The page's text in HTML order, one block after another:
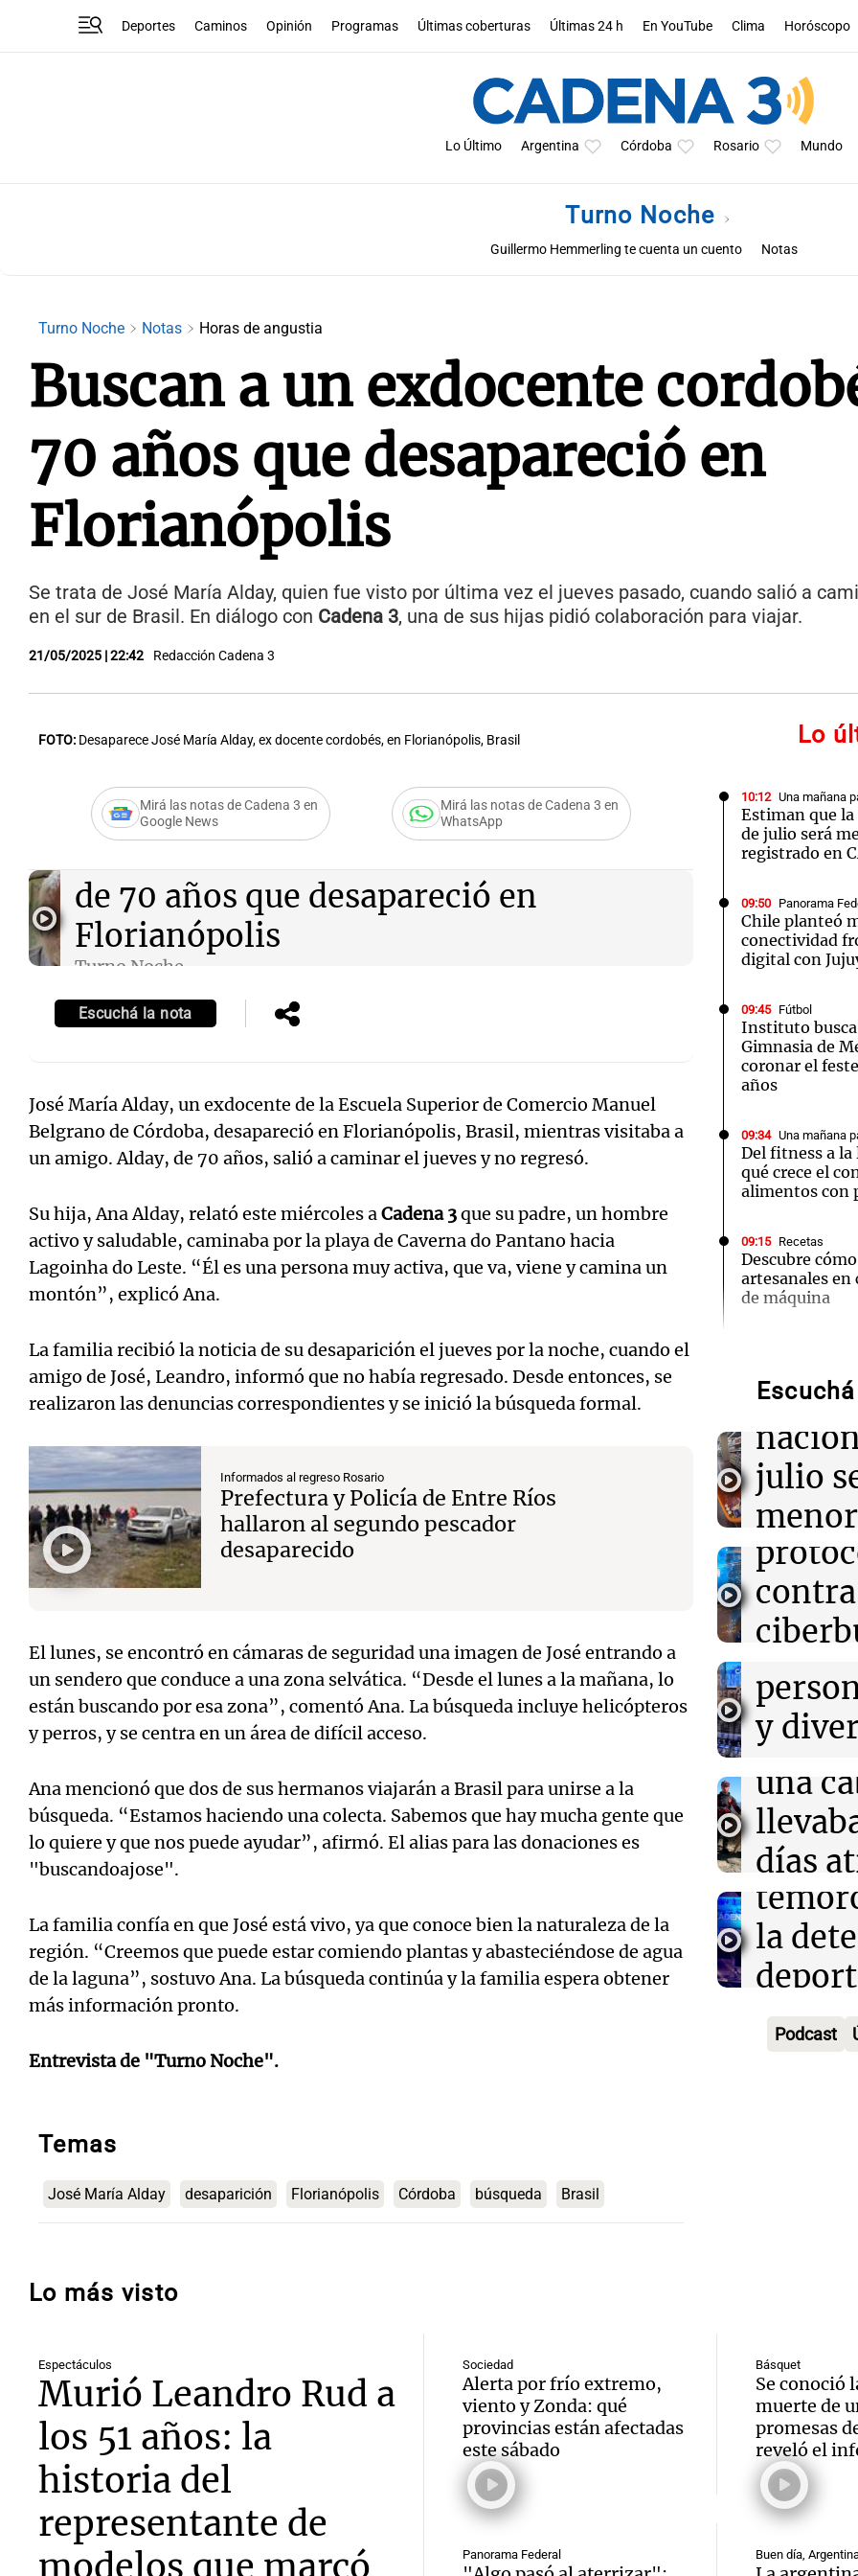
Deportes Caminos Opinión Programas Últimas coberturas Últimas 24 h En YouTube Clima Horóscopo
Lo Último Argentina Córdoba Rosario Mundo
Turno Noche
Guillermo Hemmerling te cuenta un cuento Notas
Turno Noche Notas Horas de angustia
Buscan a un exdocente
70 años que desapareció en
Florianópolis
Se trata de José María Alday, quien fue visto por última vez el jueves pasado, cuando salió a
en el sur de Brasil. En diálogo con Cadena 3, una de sus hijas pidió colaboración para viajar.
21/05/2025 | 22:42 Redacción Cadena 3
FOTO: Desaparece José María Alday, ex docente cordobés, en Florianópolis, Brasil
Mirá las notas de Cadena 3 en
Google News
Mirá las notas de Cadena 3 en
WhatsApp
de 70 años que desapareció en
Florianópolis
Turno Noche
Escuchá la nota
José María Alday, un exdocente de la Escuela Superior de Comercio Manuel
Belgrano de Córdoba, desapareció en Florianópolis, Brasil, mientras visitaba a
un amigo. Alday, de 70 años, salió a caminar el jueves y no regresó.
Su hija, Ana Alday, relató este miércoles aCadena 3que su padre, un hombre
activo y saludable, caminaba por la playa de Caverna do Pantano hacia
Lagoinha do Leste. “Él es una persona muy activa, que va, viene y camina un
montón”, explicó Ana.
La familia recibió la noticia de su desaparición el jueves por la noche, cuando el
amigo de José, Leandro, informó que no había regresado. Desde entonces, se
realizaron las denuncias correspondientes y se inició la búsqueda formal.
Informados al regreso Rosario
Prefectura y Policía de Entre Ríos
hallaron al segundo pescador
desaparecido
El lunes, se encontró en cámaras de seguridad una imagen de José entrando a
un sendero que conduce a una zona selvática. “Desde el lunes a la mañana, lo
están buscando por esa zona”, comentó Ana. La búsqueda incluye helicópteros
y perros, y se centra en un área de difícil acceso.
Ana mencionó que dos de sus hermanos viajarán a Brasil para unirse a la
búsqueda. “Estamos haciendo una colecta. Sabemos que hay mucha gente que
lo quiere y que nos puede ayudar”, afirmó. El alias para las donaciones es
"buscandoajose".
La familia confía en que José está vivo, ya que conoce bien la naturaleza de la
región. “Creemos que puede estar comiendo plantas y abasteciéndose de agua
de la laguna”, sostuvo Ana. La búsqueda continúa y la familia espera obtener
más información pronto.
Entrevista de "Turno Noche".
Temas
José María Alday desaparición Florianópolis Córdoba búsqueda Brasil
Lo
10:12 Una mañana
Estiman que
de julio será
registrado en
09:50 Panorama
Chile planteó
conectividad
digital con
09:45 Fútbol
Instituto busca
Gimnasia de
coronar el
años
09:34 Una mañana
Del fitness a
qué crece el
alimentos con
09:15 Recetas
Descubre
artesanales en
de máquina
cabra que
atrapada en
Violento
Democrática
menos 13
extremista
08:54 La Cadena del
Boca recibe a
objetivo de
triunfo
08:47 Mundo
Senado de
financiamiento
del gobierno
Audio.
julio
CABA
Una
Episodios
Audio.
contra
Salta
Panorama
Episodios
Audio.
ideal:
y
para
ayuno
Panorama
Episodios
una
días
en un
Una
Episodios
Audio.
un
la
Panorama
Audio.
Audio.
con 30
Panorama
Episodios
junio
2,8%
Panorama
Audio.
se
un
julio,
Audio.
pedido
Podcast
Lo más visto
Espectáculos
Murió Leandro Rud a
los 51 años: la
historia del
representante de
modelos que marcó
Sociedad
Alerta por frío extremo,
viento y Zonda: qué
provincias están afectadas
este sábado
Básquet
Se conoció
muerte de
promesas
reveló el
Panorama Federal Buen día,
Editorial Mundial 2026 Cadena 3